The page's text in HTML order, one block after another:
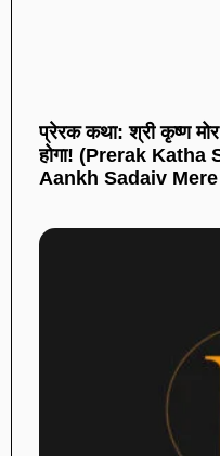
प्रेरक कथा: श्री कृष्ण
होगा! (Prerak
Aankh Sadaiv